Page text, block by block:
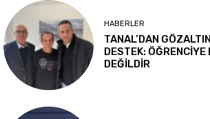
HABERLER
TANAL’DAN
DESTEK: ÖĞRENCİYE
DEĞİLDİR